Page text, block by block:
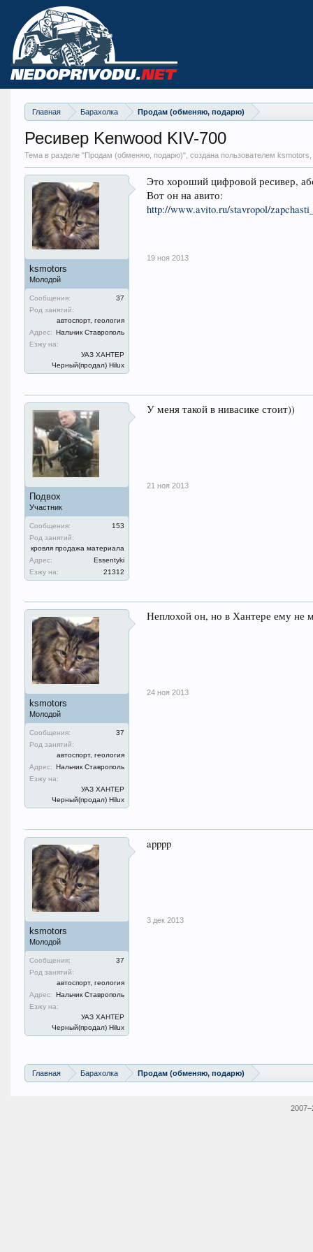
Главная Барахолка Продам (обменяю, подарю)
Ресивер Kenwood KIV-700
Тема в разделе "Продам (обменяю, подарю)", создана пользователем ksmotors,
ksmotors
Молодой
Сообщения:
37
Род занятий:
автоспорт, геология
Адрес: Нальчик Ставрополь
Езжу на:
УАЗ ХАНТЕР
Черный(продал) Hilux
Это хороший цифровой ресивер,
Вот он на авито:
http://www.avito.ru/stavropol/
19 ноя 2013
Подвох
Участник
Сообщения:
153
Род занятий:
кровля продажа материала
Адрес:
Еssentyki
Езжу на:
21312
У меня такой в нивасике стоит))
21 ноя 2013
ksmotors
Молодой
Сообщения:
37
Род занятий:
автоспорт, геология
Адрес: Нальчик Ставрополь
Езжу на:
УАЗ ХАНТЕР
Черный(продал) Hilux
Неплохой он, но в Хантере ему не
24 ноя 2013
ksmotors
Молодой
Сообщения:
37
Род занятий:
автоспорт, геология
Адрес: Нальчик Ставрополь
Езжу на:
УАЗ ХАНТЕР
Черный(продал) Hilux
apppp
3 дек 2013
Главная Барахолка Продам (обменяю, подарю)
2007–